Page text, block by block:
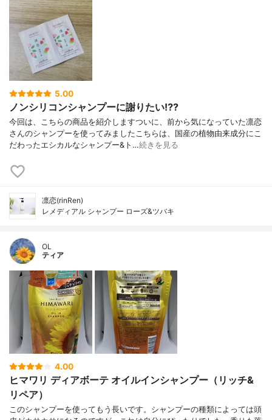
5.00
ノンシリコンシャンプーに謝りたい⁉️?
今回は、こちらの商品を紹介しますついに、前から気になっていた凛恋
さんのシャンプーを使ってみましたこちらは、国産の植物由来成分にこ
だわったエシカルなシャンプー&ト…続きを見る
凛恋(rinRen)
レメディアル シャンプー ローズ&ツバキ
OL
ティア
4.00
ヒマワリ ディアボーテ オイルインシャンプー（リッチ&
リペア）
このシャンプーを使ってもう長いです。シャンプーの種類によっては頭